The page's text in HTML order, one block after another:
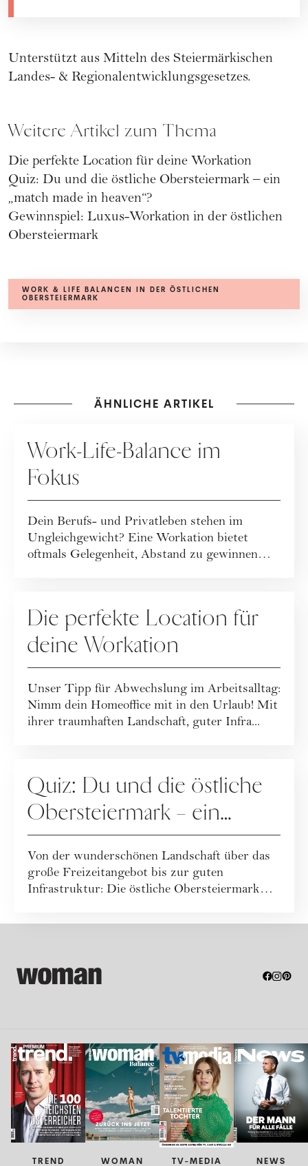
Unterstützt aus Mitteln des Steiermärkischen
Landes- & Regionalentwicklungsgesetzes.
Weitere Artikel zum Thema
Die perfekte Location für deine Workation
Quiz: Du und die östliche Obersteiermark – ein
„match made in heaven“?
Gewinnspiel: Luxus-Workation in der östlichen
Obersteiermark
WORK & LIFE BALANCEN IN DER ÖSTLICHEN
OBERSTEIERMARK
ÄHNLICHE ARTIKEL
Work-Life-Balance im
Fokus
Dein Berufs- und Privatleben stehen im
Ungleichgewicht? Eine Workation bietet
oftmals Gelegenheit, Abstand zu gewinnen
Die perfekte Location für
deine Workation
Unser Tipp für Abwechslung im Arbeitsalltag:
Nimm dein Homeoffice mit in den Urlaub! Mit
ihrer traumhaften Landschaft, guter Infra...
Quiz: Du und die östliche
Obersteiermark – ein
„match made in heaven“?
Von der wunderschönen Landschaft über das
große Freizeitangebot bis zur guten
Infrastruktur: Die östliche Obersteiermark
TREND WOMAN TV-MEDIA NEWS